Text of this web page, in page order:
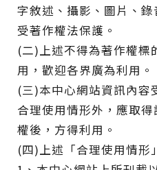
字敘述、攝影、圖片、
受著作權法保護。
(二)上述不得為著作權標
用，歡迎各界廣為利用。
(三)本中心網站資訊內容
合理使用情形外，應取
權後，方得利用。
(四)上述「合理使用情形